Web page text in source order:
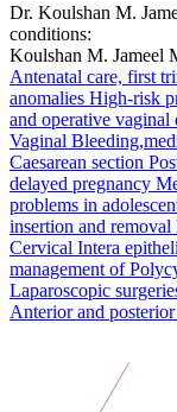
Dr. Koulshan M.
conditions:
Koulshan M. Jameel
Antenatal care, first
anomalies High-risk
and operative vaginal
Vaginal
Caesarean section
delayed pregnancy
problems in
insertion and removal
Cervical Intera
management of
Laparoscopic
Anterior and